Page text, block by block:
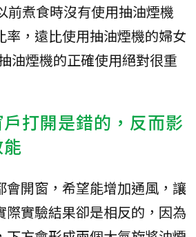
前煮食時沒有使用抽油煙機
率，遠比使用抽油煙機的婦女
油煙機的正確使用絕對很重
打開是錯的，反而影
會開窗，希望能增加通風，讓
際實驗結果卻是相反的，因為